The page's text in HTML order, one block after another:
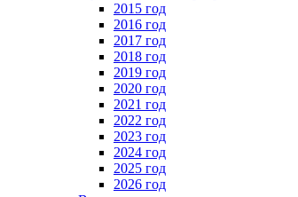
2015 год
2016 год
2017 год
2018 год
2019 год
2020 год
2021 год
2022 год
2023 год
2024 год
2025 год
2026 год